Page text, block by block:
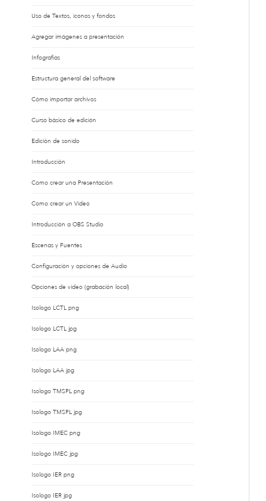
Uso de Textos, iconos y fondos
Agregar imágenes a presentación
Infografías
Estructura general del software
Cómo importar archivos
Curso básico de edición
Edición de sonido
Introducción
Como crear una Presentación
Como crear un Video
Introducción a OBS Studio
Escenas y Fuentes
Configuración y opciones de Audio
Opciones de vídeo (grabación local)
Isologo LCTL png
Isologo LCTL jpg
Isologo LAA png
Isologo LAA jpg
Isologo TMSPL png
Isologo TMSPL jpg
Isologo IMEC png
Isologo IMEC jpg
Isologo IER png
Isologo IER jpg